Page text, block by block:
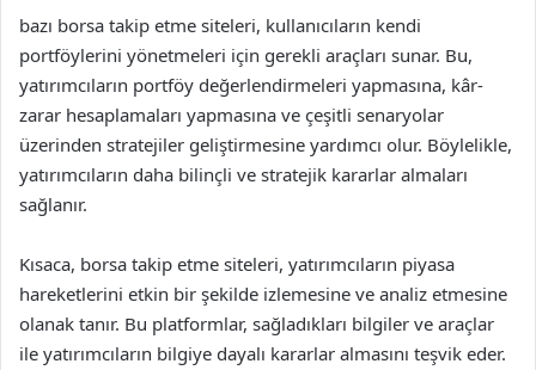
bazı borsa takip etme siteleri, kullanıcıların kendi
portföylerini yönetmeleri için gerekli araçları sunar. Bu,
yatırımcıların portföy değerlendirmeleri yapmasına, kâr-
zarar hesaplamaları yapmasına ve çeşitli senaryolar
üzerinden stratejiler geliştirmesine yardımcı olur. Böylelikle,
yatırımcıların daha bilinçli ve stratejik kararlar almaları
sağlanır.
Kısaca, borsa takip etme siteleri, yatırımcıların piyasa
hareketlerini etkin bir şekilde izlemesine ve analiz etmesine
olanak tanır. Bu platformlar, sağladıkları bilgiler ve araçlar
ile yatırımcıların bilgiye dayalı kararlar almasını teşvik eder.